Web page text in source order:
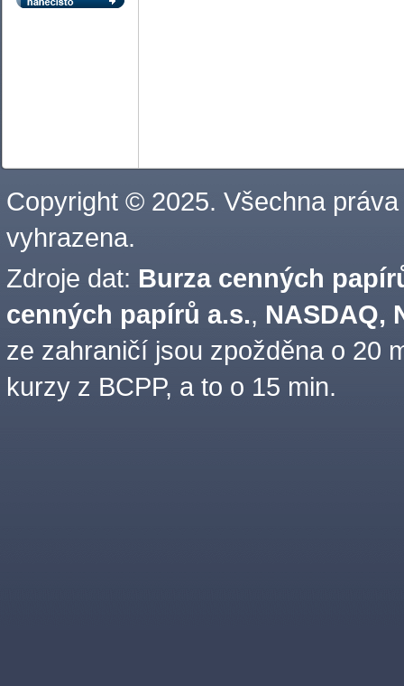
Copyright © 2025. Všechna práva
vyhrazena.
Zdroje dat: Burza cenných
cenných papírů a.s., NASDAQ,
ze zahraničí jsou zpožděna o 20
kurzy z BCPP, a to o 15 min.